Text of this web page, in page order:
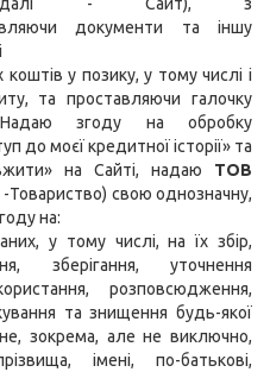
- Сайт), з
документи та іншу
у позику, у тому числі і
та проставляючи галочку
згоду на обробку
до моєї кредитної історії» та
на Сайті, надаю ТОВ
-Товариство) свою однозначну,
на:
у тому числі, на їх збір,
зберігання, уточнення
розповсюдження,
та знищення будь-якої
зокрема, але не виключно,
імені, по-батькові,